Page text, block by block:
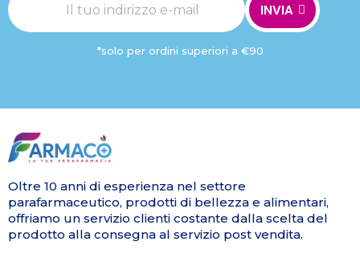
INVIA
*solo per ordini superiori a €90
Oltre 10 anni di esperienza nel settore
parafarmaceutico, prodotti di bellezza e alimentari,
offriamo un servizio clienti costante dalla scelta del
prodotto alla consegna al servizio post vendita.